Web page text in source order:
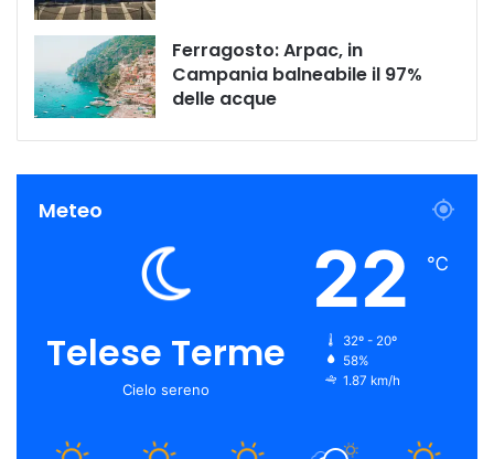
Ferragosto: Arpac, in
Campania balneabile il 97%
delle acque
Meteo
Telese Terme
Cielo sereno
22 ℃
32º - 20º
58%
1.87 km/h